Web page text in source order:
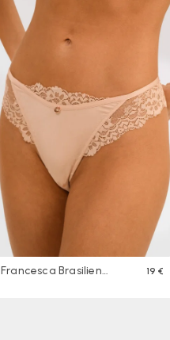
Francesca Brasilien
19 €